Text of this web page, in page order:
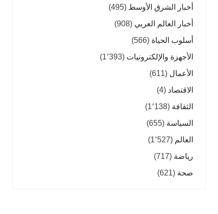
أخبار الشرق الأوسط (495)
أخبار العالم العربي (908)
أسلوب الحياة (566)
الأجهزة والإلكترونيات (1٬393)
الأعمال (611)
الاقتصاد (4)
الثقافة (1٬138)
السياسة (655)
العالم (1٬527)
رياضة (717)
صحة (621)